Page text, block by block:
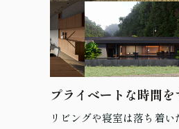
プライベートな時間
リビングや寝室は落ち着